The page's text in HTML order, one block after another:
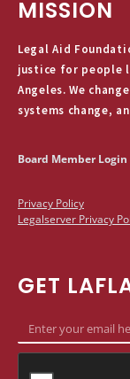
MISSION
Legal Aid
justice for people
Angeles. We
systems change,
Board Member Login
Privacy Policy
Legalserver Privacy
GET